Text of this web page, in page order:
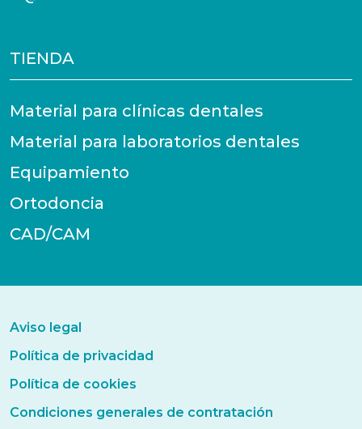
TIENDA
Material para clínicas dentales
Material para laboratorios dentales
Equipamiento
Ortodoncia
CAD/CAM
Aviso legal
Política de privacidad
Política de cookies
Condiciones generales de contratación